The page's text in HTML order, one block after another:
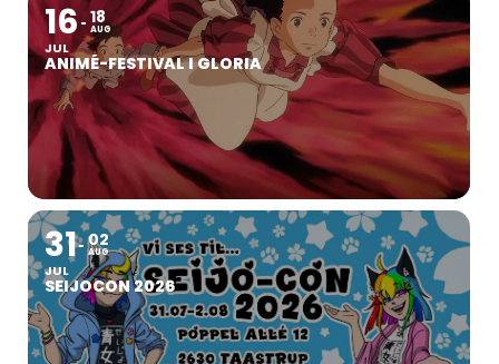
16
JUL
18
AUG
ANIMÉ-FESTIVAL I GLORIA
31
JUL
02
AUG
SEIJOCON 2026